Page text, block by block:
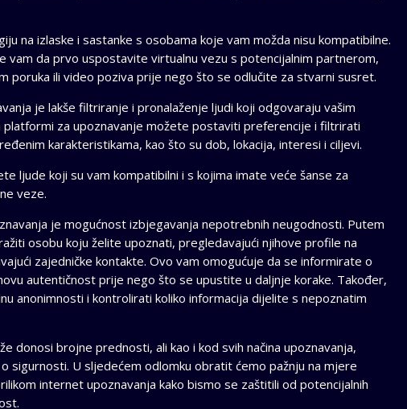
na izlaske i sastanke s osobama koje vam možda nisu kompatibilne.
vam da prvo uspostavite virtualnu vezu s potencijalnim partnerom,
poruka ili video poziva prije nego što se odlučite za stvarni susret.
je lakše filtriranje i pronalaženje ljudi koji odgovaraju vašim
platformi za upoznavanje možete postaviti preferencije i filtrirati
karakteristikama, kao što su dob, lokacija, interesi i ciljevi.
ljude koji su vam kompatibilni i s kojima imate veće šanse za
veze.
je mogućnost izbjegavanja nepotrebnih neugodnosti. Putem
osobu koju želite upoznati, pregledavajući njihove profile na
zajedničke kontakte. Ovo vam omogućuje da se informirate o
autentičnost prije nego što se upustite u daljnje korake. Također,
anonimnosti i kontrolirati koliko informacija dijelite s nepoznatim
donosi brojne prednosti, ali kao i kod svih načina upoznavanja,
sigurnosti. U sljedećem odlomku obratit ćemo pažnju na mjere
internet upoznavanja kako bismo se zaštitili od potencijalnih